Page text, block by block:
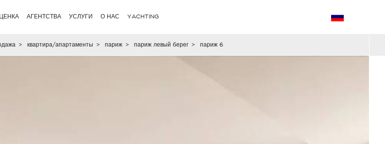
АГЕНТСТВА УСЛУГИ О НАС YACHTING
> квартира/апартаменты > париж > париж левый берег > париж 6